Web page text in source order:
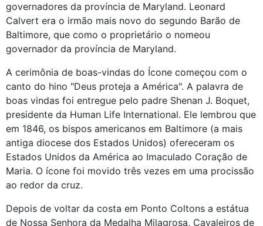
governadores da província de Maryland. Leonard
Calvert era o irmão mais novo do segundo Barão de
Baltimore, que como o proprietário o nomeou
governador da província de Maryland.
A cerimônia de boas-vindas do Ícone começou com o
canto do hino "Deus proteja a América". A palavra de
boas vindas foi entregue pelo padre Shenan J. Boquet,
presidente da Human Life International. Ele lembrou que
em 1846, os bispos americanos em Baltimore (a mais
antiga diocese dos Estados Unidos) ofereceram os
Estados Unidos da América ao Imaculado Coração de
Maria. O ícone foi movido três vezes em uma procissão
ao redor da cruz.
Depois de voltar da costa em Ponto Coltons a estátua
de Nossa Senhora da Medalha Milagrosa, Cavaleiros de